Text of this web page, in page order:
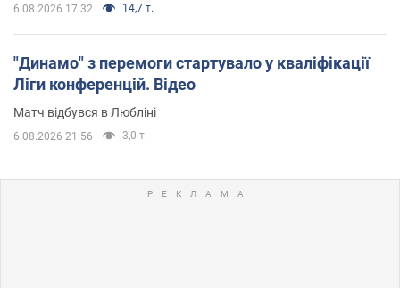
6.08.2026 17:32 14,7 т.
"Динамо" з перемоги стартувало у кваліфікації
Ліги конференцій. Відео
Матч відбувся в Любліні
6.08.2026 21:56 3,0 т.